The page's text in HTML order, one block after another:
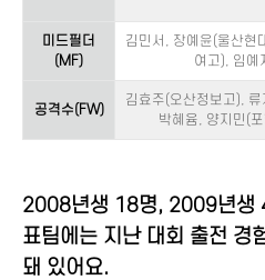
미드필더
(MF)
김민서, 장예윤(울산현
여고), 임예
공격수(FW)
김효주(오산정보고),
박혜윰, 양지민(
2008년생 18명, 2009년생
표팀에는 지난 대회 출전 경
돼 있어요.